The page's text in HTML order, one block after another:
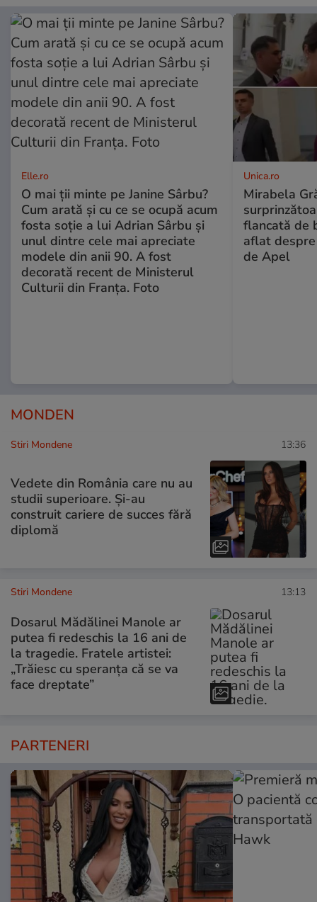
Elle.ro
O mai ții minte pe Janine Sârbu?
Cum arată și cu ce se ocupă acum
fosta soție a lui Adrian Sârbu și
unul dintre cele mai apreciate
modele din anii 90. A fost
decorată recent de Ministerul
Culturii din Franța. Foto
Unica.ro
Mirabela
flancată de
aflat
de Apel
MONDEN
Stiri Mondene 13:36
Vedete din România care nu au
studii superioare. Și-au
construit cariere de succes fără
diplomă
Stiri Mondene 13:13
Dosarul Mădălinei Manole ar
putea fi redeschis la 16 ani de
la tragedie. Fratele artistei:
„Trăiesc cu speranța că se va
face dreptate”
PARTENERI